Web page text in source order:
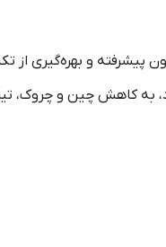
پیشرفته و بهره‌گیری
به کاهش چین و چروک،